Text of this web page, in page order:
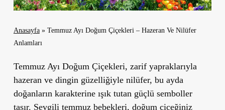
Anasayfa» Temmuz Ayı Doğum Çiçekleri – Hazeran Ve Nilüfer
Anlamları
Temmuz Ayı Doğum Çiçekleri, zarif yapraklarıyla
hazeran ve dingin güzelliğiyle nilüfer, bu ayda
doğanların karakterine ışık tutan güçlü semboller
taşır. Sevgili temmuz bebekleri, doğum çiçeğiniz